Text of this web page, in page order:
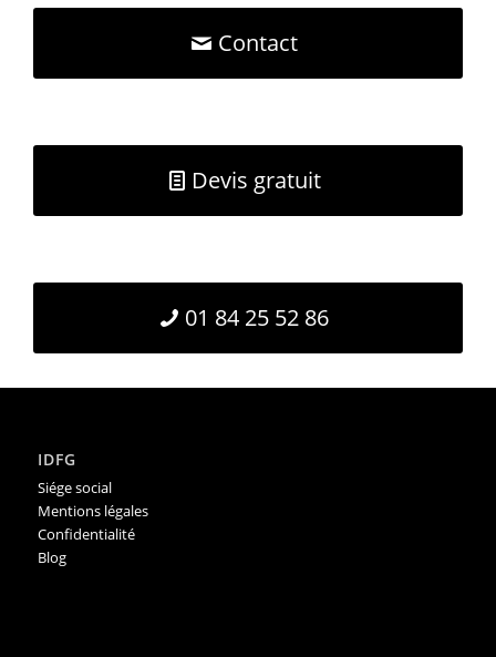
Contact
Devis gratuit
01 84 25 52 86
IDFG
Siége social
Mentions légales
Confidentialité
Blog